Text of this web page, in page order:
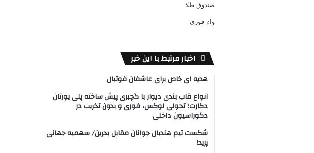
صندوق طلا
وام فوری
اخبار مرتبط با این خبر
هدیه ای خاص برای عاشفان فوتبال
انواع قاب بندی دیوار با گچبری پیش ساخته پلی یورتان
دکارت؛ تحولی لوکس، فوری و بدون تخریب در
دکوراسیون داخلی
شکست تیم هندبال جوانان مقابل بحرین/ سهمیه جهانی
پرید!